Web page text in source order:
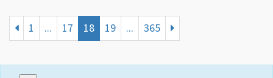
1 ... 17 18 19 ... 365